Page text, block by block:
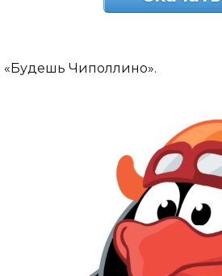
«Будешь Чиполлино».